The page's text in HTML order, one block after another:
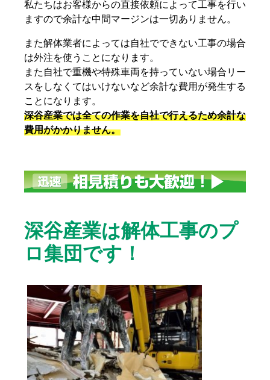
私たちはお客様からの直接依頼によって工事を行い
ますので余計な中間マージンは一切ありません。
また解体業者によっては自社でできない工事の場合
は外注を使うことになります。
また自社で重機や特殊車両を持っていない場合リー
スをしなくてはいけないなど余計な費用が発生する
ことになります。
深谷産業では全ての作業を自社で行えるため余計な
費用がかかりません。
深谷産業は解体工事のプ
ロ集団です！